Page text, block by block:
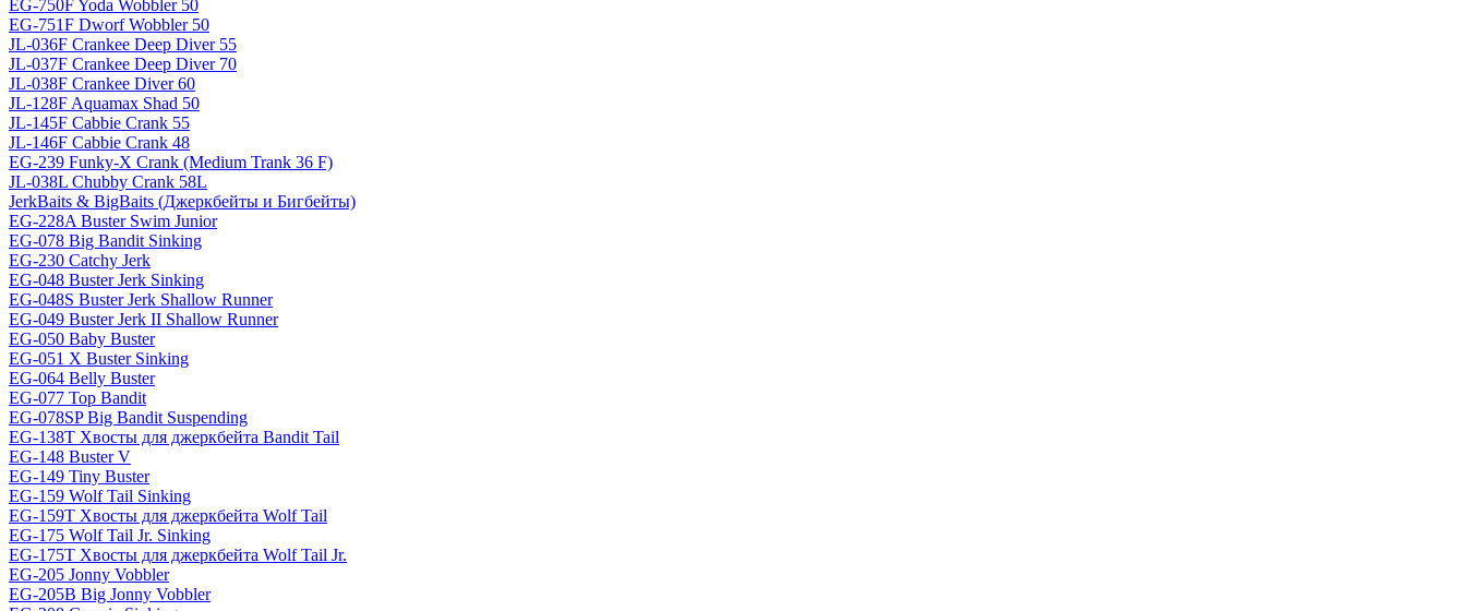
EG-750F Yoda Wobbler 50
EG-751F Dworf Wobbler 50
JL-036F Crankee Deep Diver 55
JL-037F Crankee Deep Diver 70
JL-038F Crankee Diver 60
JL-128F Aquamax Shad 50
JL-145F Cabbie Crank 55
JL-146F Cabbie Crank 48
EG-239 Funky-X Crank (Medium Trank 36 F)
JL-038L Chubby Crank 58L
JerkBaits & BigBaits (Джеркбейты и Бигбейты)
EG-228A Buster Swim Junior
EG-078 Big Bandit Sinking
EG-230 Catchy Jerk
EG-048 Buster Jerk Sinking
EG-048S Buster Jerk Shallow Runner
EG-049 Buster Jerk II Shallow Runner
EG-050 Baby Buster
EG-051 X Buster Sinking
EG-064 Belly Buster
EG-077 Top Bandit
EG-078SP Big Bandit Suspending
EG-138T Хвосты для джеркбейта Bandit Tail
EG-148 Buster V
EG-149 Tiny Buster
EG-159 Wolf Tail Sinking
EG-159T Хвосты для джеркбейта Wolf Tail
EG-175 Wolf Tail Jr. Sinking
EG-175T Хвосты для джеркбейта Wolf Tail Jr.
EG-205 Jonny Vobbler
EG-205B Big Jonny Vobbler